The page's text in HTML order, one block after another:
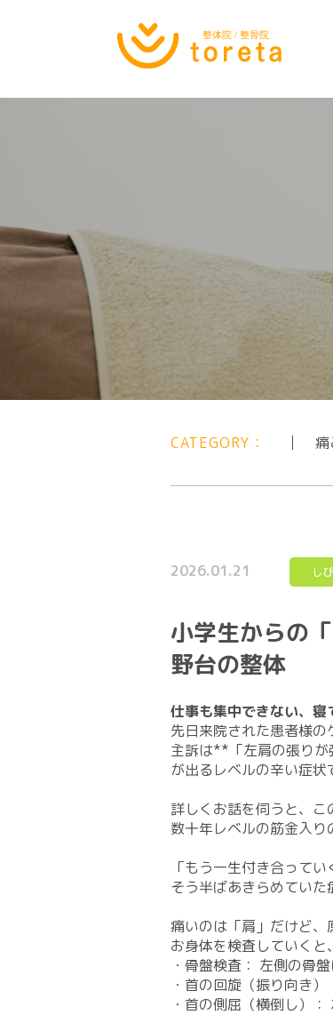
CATEGORY：
2026.01.21 し
小学生からの
野台の整体
仕事も集中できない、寝
先日来院された患者様の
主訴は**「左肩の張りが
が出るレベルの辛い症状
詳しくお話を伺うと、
数十年レベルの筋金入り
「もう一生付き合ってい
そう半ばあきらめていた
痛いのは「肩」だけど、
お身体を検査していくと
・骨盤検査： 左側の骨
・首の回旋（振り向き
・首の側屈（横倒し）